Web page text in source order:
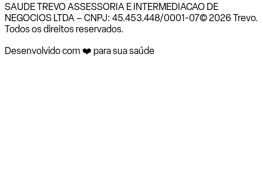
SAUDE TREVO ASSESSORIA E INTERMEDIACAO DE
NEGOCIOS LTDA – CNPJ: 45.453.448/0001-07© 2026 Trevo.
Todos os direitos reservados.
Desenvolvido com ❤️ para sua saúde